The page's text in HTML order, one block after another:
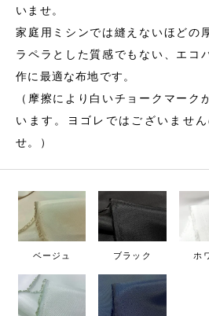
いませ。
家庭用ミシンでは縫えないほどの
ラペラとした質感でもない、エコ
作に最適な布地です。
（摩擦により白いチョークマーク
います。ヨゴレではございませ
せ。）
ベージュ ブラック ホ